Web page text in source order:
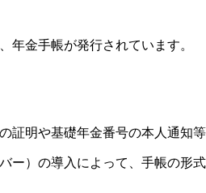
金手帳が発行されています。
明や基礎年金番号の本人通知等
）の導入によって、手帳の形